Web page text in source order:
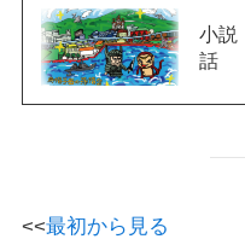
小説
話
<<最初から見る